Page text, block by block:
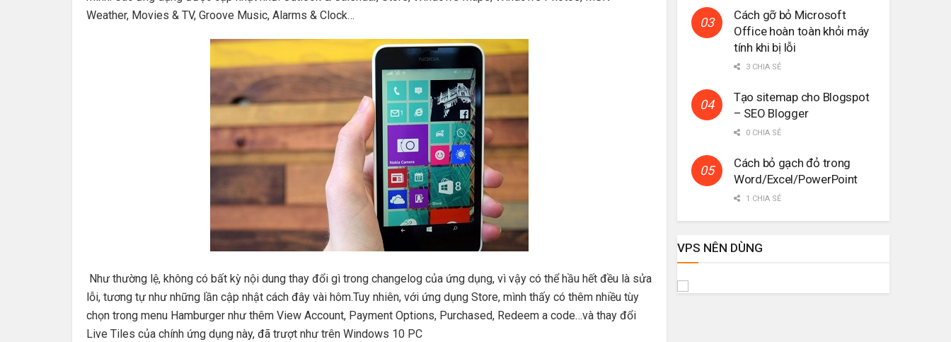
Weather, Movies & TV, Groove Music, Alarms & Clock…
Như thường lệ, không có bất kỳ nội dung thay đổi gì trong changelog của ứng dụng, vì vậy có thể hầu hết đều là sửa
lỗi, tương tự như những lần cập nhật cách đây vài hôm.Tuy nhiên, với ứng dụng Store, mình thấy có thêm nhiều tùy
chọn trong menu Hamburger như thêm View Account, Payment Options, Purchased, Redeem a code…và thay đổi
Live Tiles của chính ứng dụng này, đã trượt như trên Windows 10 PC
Cách gỡ bỏ Microsoft
Office hoàn toàn khỏi máy
tính khi bị lỗi
3 CHIA SẺ
Tạo sitemap cho Blogspot
– SEO Blogger
0 CHIA SẺ
Cách bỏ gạch đỏ trong
Word/Excel/PowerPoint
1 CHIA SẺ
VPS NÊN DÙNG